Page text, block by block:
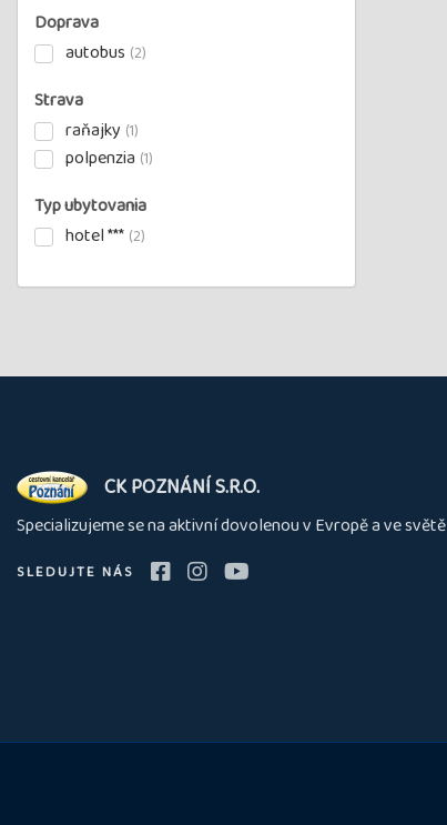
Doprava
autobus (2)
Strava
raňajky (1)
polpenzia (1)
Typ ubytovania
hotel *** (2)
O
nás
CK POZNÁNÍ S.R.O.
Specializujeme se na aktivní dovolenou v Evropě a ve světě
SLEDUJTE NÁS